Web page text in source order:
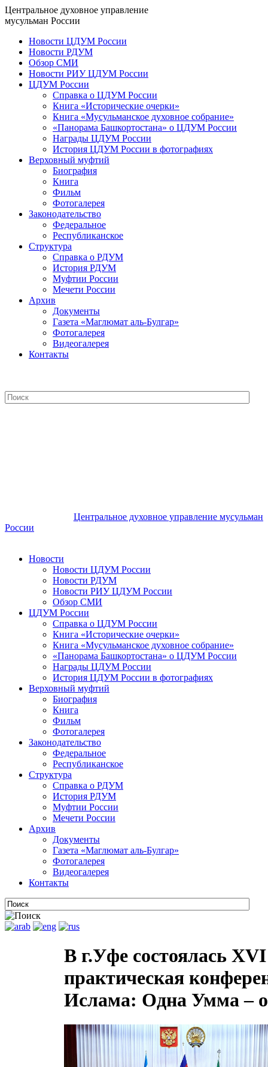
Центральное духовное управление
мусульман России
Новости ЦДУМ России
Новости РДУМ
Обзор СМИ
Новости РИУ ЦДУМ России
ЦДУМ России
Справка о ЦДУМ России
Книга «Исторические очерки»
Книга «Мусульманское духовное собрание»
«Панорама Башкортостана» о ЦДУМ России
Награды ЦДУМ России
История ЦДУМ России в фотографиях
Верховный муфтий
Биография
Книга
Фильм
Фотогалерея
Законодательство
Федеральное
Республиканское
Структура
Справка о РДУМ
История РДУМ
Муфтии России
Мечети России
Архив
Документы
Газета «Маглюмат аль-Булгар»
Фотогалерея
Видеогалерея
Контакты
Центральное духовное управление мусульман
России
Новости
Новости ЦДУМ России
Новости РДУМ
Новости РИУ ЦДУМ России
Обзор СМИ
ЦДУМ России
Справка о ЦДУМ России
Книга «Исторические очерки»
Книга «Мусульманское духовное собрание»
«Панорама Башкортостана» о ЦДУМ России
Награды ЦДУМ России
История ЦДУМ России в фотографиях
Верховный муфтий
Биография
Книга
Фильм
Фотогалерея
Законодательство
Федеральное
Республиканское
Структура
Справка о РДУМ
История РДУМ
Муфтии России
Мечети России
Архив
Документы
Газета «Маглюмат аль-Булгар»
Фотогалерея
Видеогалерея
Контакты
В г.Уфе состоялась
практическая
Ислама: Одна Умма –